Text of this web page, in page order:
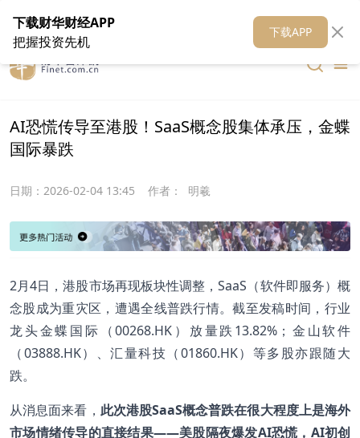
在线客服 关于我们 财华媒体矩阵 财华智库
AI恐慌传导至港股！SaaS概念股集体承压，金蝶
国际暴跌
日期： 2026-02-04 13:45 作者： 明羲
2月4日，港股市场再现板块性调整，SaaS（软件即服务）概
念股成为重灾区，遭遇全线普跌行情。截至发稿时间，行业
龙头金蝶国际（00268.HK）放量跌13.82%；金山软件
（03888.HK）、汇量科技（01860.HK）等多股亦跟随大
跌。
从消息面来看， 此次港股SaaS概念普跌在很大程度上是海外
市场情绪传导的直接结果——美股隔夜爆发AI恐慌，AI初创
下载财华财经APP
把握投资先机
下载APP